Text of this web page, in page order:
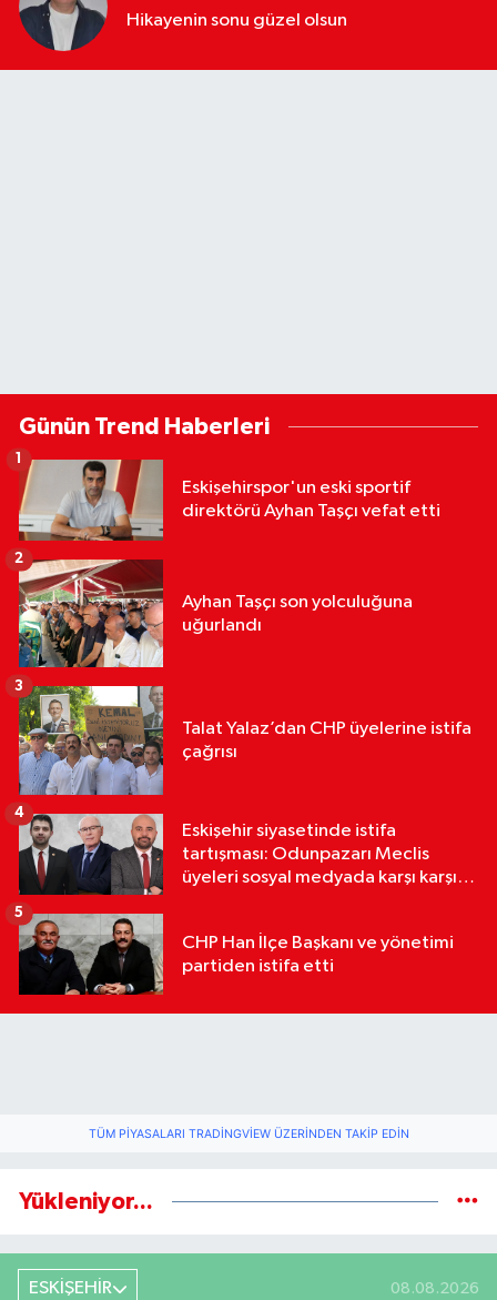
Hikayenin sonu güzel olsun
Günün Trend Haberleri
Eskişehirspor'un eski sportif
direktörü Ayhan Taşçı vefat etti
1
Ayhan Taşçı son yolculuğuna
uğurlandı
2
Talat Yalaz’dan CHP üyelerine istifa
çağrısı
3
Eskişehir siyasetinde istifa
tartışması: Odunpazarı Meclis
üyeleri sosyal medyada karşı karşıya
4
CHP Han İlçe Başkanı ve yönetimi
partiden istifa etti
5
TÜM PIYASALARI TRADINGVIEW ÜZERINDEN TAKIP EDIN
Yükleniyor...
ESKİŞEHİR 08.08.2026